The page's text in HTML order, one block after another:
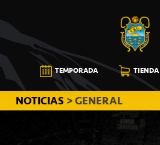
a
la
navegación
principal
al
contenido
principal
a
la
barra
lateral
principal
CB
CANARIAS
TEMPORADA TIENDA
NOTICIAS > GENERAL